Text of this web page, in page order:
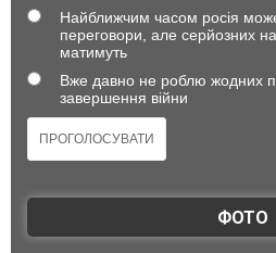
Найближчим часом росія
переговори, але серйозних
матимуть
Вже давно не роблю жодних
завершення війни
ФОТО